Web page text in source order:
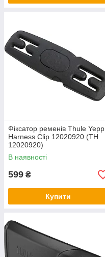
Фіксатор ременів Thule Yepp
Harness Clip 12020920 (TH
12020920)
В наявності
599 ₴
Купити